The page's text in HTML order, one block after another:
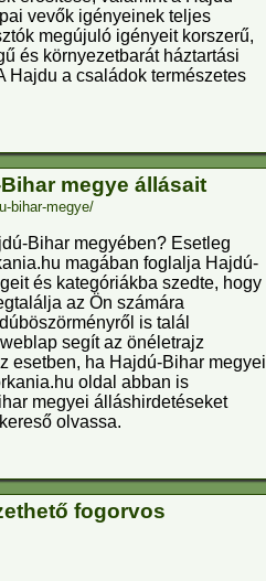
vevők igényeinek teljes
megújuló igényeit korszerű,
és környezetbarát háztartási
Hajdu a családok természetes
megye állásait
bihar-megye/
Bihar megyében? Esetleg
magában foglalja Hajdú-
és kategóriákba szedte, hogy
az Ön számára
is talál
segít az önéletrajz
esetben, ha Hajdú-Bihar megyei
oldal abban is
megyei álláshirdetéseket
olvassa.
fogorvos